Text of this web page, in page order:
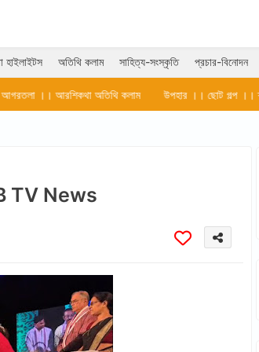
হাইলাইটস অতিথি কলাম সাহিত্য-সংস্কৃতি প্রচার-বিনোদন
অতিথি কলাম উপহার ।। ছোট গল্প ।। ক্যামেলিয়া ভট্টাচার্য
TV News